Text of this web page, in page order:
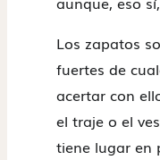
Los zapatos
fuertes de
acertar con
el traje o el
tiene lugar en